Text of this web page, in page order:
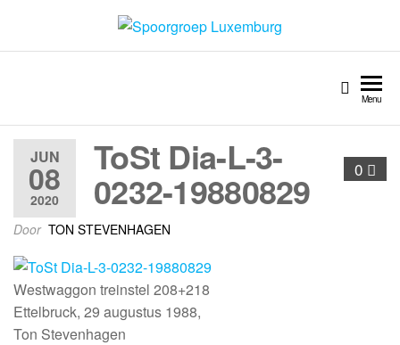
Spoorgroep Luxemburg
Menu
JUN
08
2020
0
ToSt Dia-L-3-
0232-19880829
Door TON STEVENHAGEN
Westwaggon treinstel 208+218
Ettelbruck, 29 augustus 1988,
Ton Stevenhagen